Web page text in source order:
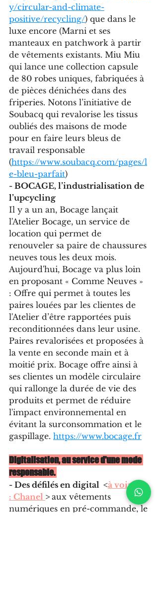
y/circular-and-climate-
positive/recycling/) que dans le
luxe encore (Marni et ses
manteaux en patchwork à partir
de vêtements existants. Miu Miu
qui lance une collection capsule
de 80 robes uniques, fabriquées à
de pièces dénichées dans des
friperies. Notons l’initiative de
Soubacq qui revalorise les tissus
oubliés des maisons de mode
pour en faire leurs bleus de
travail responsable
(https://www.soubacq.com/pages/l
e-bleu-parfait)
- BOCAGE, l’industrialisation de
l’upcycling
Il y a un an, Bocage lançait
l'Atelier Bocage, un service de
location qui permet de
renouveler sa paire de chaussures
neuves tous les deux mois.
Aujourd'hui, Bocage va plus loin
en proposant « Comme Neuves »
: Offre qui permet à toutes les
paires louées par les clientes de
l'Atelier d’être rapportées puis
reconditionnées dans leur usine.
Paires revalorisées et proposées à
la vente en seconde main et à
moitié prix. Bocage offre ainsi à
ses clientes un modèle circulaire
qui rallonge la durée de vie des
produits et permet de réduire
l'impact environnemental en
évitant la surconsommation et le
gaspillage. https://www.bocage.fr
Digitalisation, au service d'une mode
responsable.
- Des défilés en digital  <à voir ici
: Chanel > aux vêtements
numériques en pré-commande, le